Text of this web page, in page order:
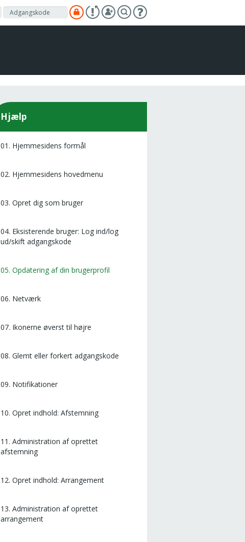
Hjælp
01. Hjemmesidens formål
02. Hjemmesidens hovedmenu
03. Opret dig som bruger
04. Eksisterende bruger: Log ind/log
ud/skift adgangskode
05. Opdatering af din brugerprofil
06. Netværk
07. Ikonerne øverst til højre
08. Glemt eller forkert adgangskode
09. Notifikationer
10. Opret indhold: Afstemning
11. Administration af oprettet
afstemning
12. Opret indhold: Arrangement
13. Administration af oprettet
arrangement